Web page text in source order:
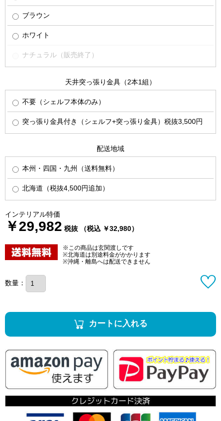
ブラウン
ホワイト
ナチュラル（販売終了）
天井突っ張り金具（2本1組）
不要（シェルフ本体のみ）
突っ張り金具付き（シェルフ+突っ張り金具）税抜3,500円
配送地域
本州・四国・九州（送料無料）
北海道（税抜4,500円追加）
インテリアル特価
￥29,982 税抜 （税込 ￥32,980）
※この商品は玄関渡しです
※北海道は別途料金がかかります
※沖縄・離島へは配送できません
数量：
カートに入れる